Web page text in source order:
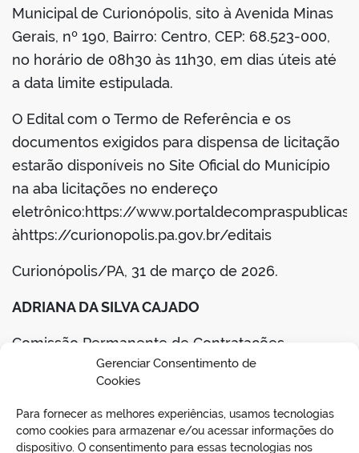
Gerenciar Consentimento de
Cookies
Para fornecer as melhores experiências, usamos tecnologias
como cookies para armazenar e/ou acessar informações do
dispositivo. O consentimento para essas tecnologias nos
Municipal de Curionópolis, sito à Avenida Minas
Gerais, nº 190, Bairro: Centro, CEP: 68.523-000,
no horário de 08h30 às 11h30, em dias úteis até
a data limite estipulada.
O Edital com o Termo de Referência e os
documentos exigidos para dispensa de licitação
estarão disponíveis no Site Oficial do Município
na aba licitações no endereço
eletrônico:https://
àhttps://curionopolis.pa.gov.br/editais
Curionópolis/PA, 31 de março de 2026.
ADRIANA DA SILVA CAJADO
Comissão Permanente de Contratações
BAIXAR EDITAL
Portaria nº 001/2024-GP